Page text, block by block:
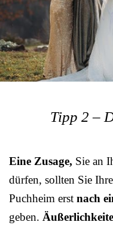
Tipp 2 –
Eine Zusage, Sie an
dürfen, sollten Sie
Puchheim erst nach
geben.